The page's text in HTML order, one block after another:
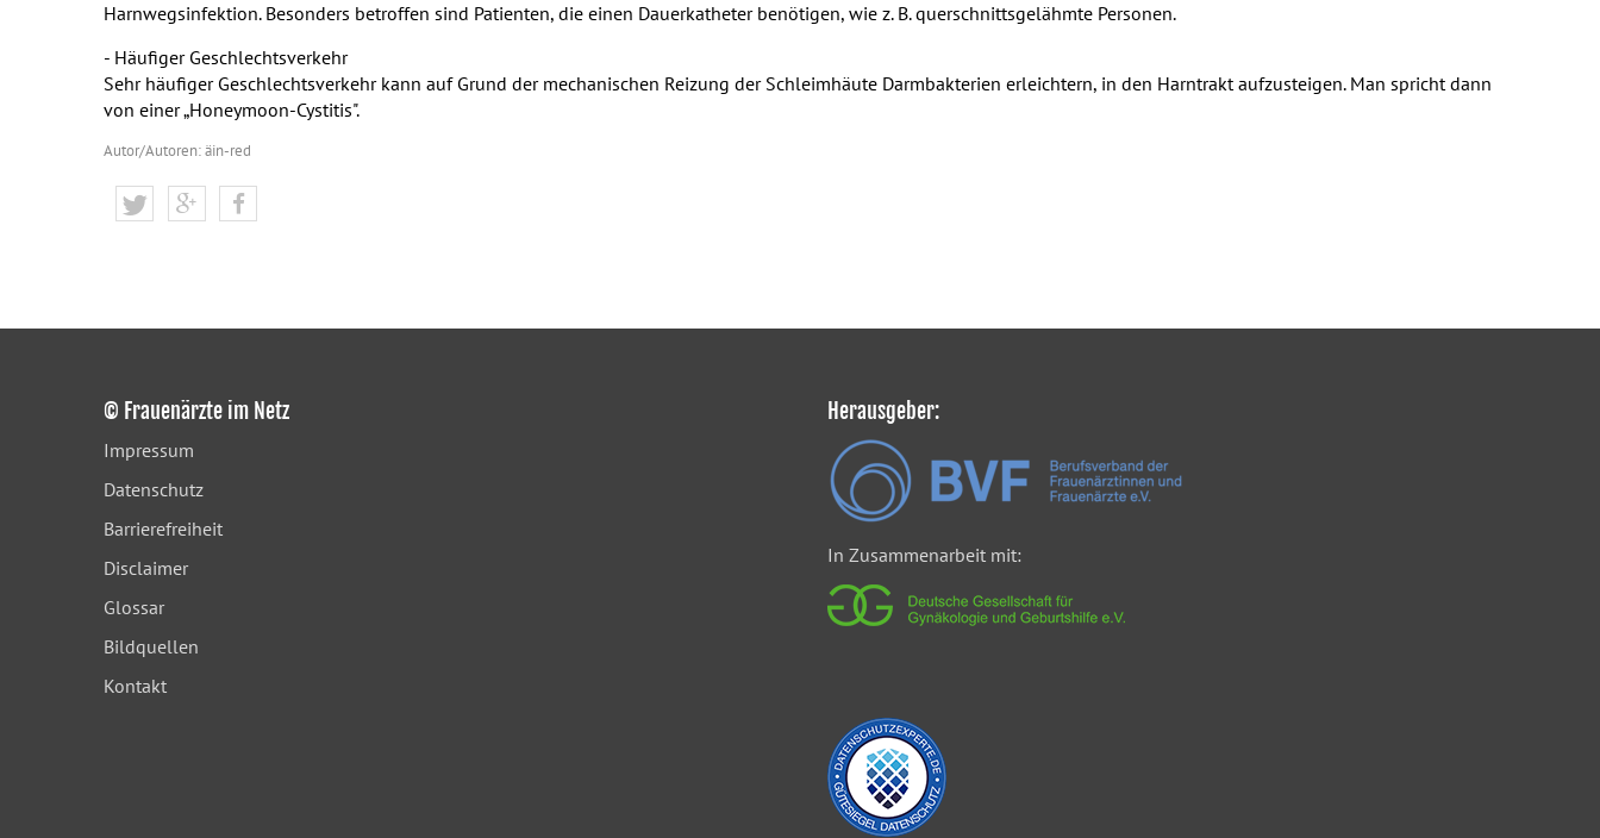
Harnwegsinfektion. Besonders betroffen sind Patienten, die einen Dauerkatheter benötigen, wie z. B. querschnittsgelähmte Personen.
- Häufiger Geschlechtsverkehr
Sehr häufiger Geschlechtsverkehr kann auf Grund der mechanischen Reizung der Schleimhäute Darmbakterien erleichtern, in den Harntrakt aufzusteigen. Man spricht dann
von einer „Honeymoon-Cystitis".
Autor/Autoren: äin-red
© Frauenärzte im Netz
Impressum
Datenschutz
Barrierefreiheit
Disclaimer
Glossar
Bildquellen
Kontakt
Herausgeber:
In Zusammenarbeit mit: